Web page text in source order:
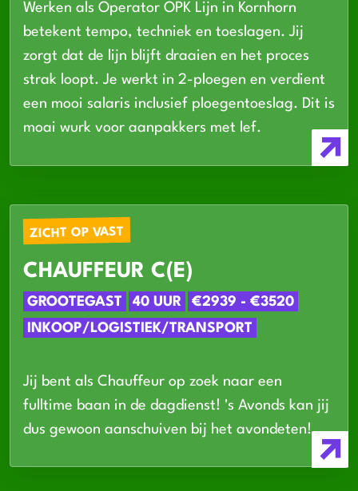
Werken als Operator OPK Lijn in Kornhorn
betekent tempo, techniek en toeslagen. Jij
zorgt dat de lijn blijft draaien en het proces
strak loopt. Je werkt in 2-ploegen en verdient
een mooi salaris inclusief ploegentoeslag. Dit is
moai wurk voor aanpakkers met lef.
ZICHT OP VAST
CHAUFFEUR C(E)
GROOTEGAST 40 UUR
€2939 - €3520
INKOOP/LOGISTIEK/TRANSPORT
Jij bent als Chauffeur op zoek naar een
fulltime baan in de dagdienst! 's Avonds kan jij
dus gewoon aanschuiven bij het avondeten!